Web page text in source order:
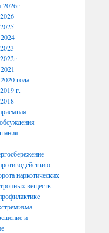
2026г.
года
г.
наркотических
веществ
и